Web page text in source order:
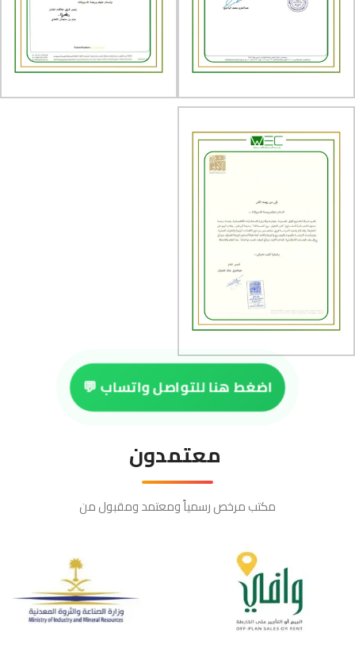
اضغط هنا للتواصل واتساب 💬
معتمدون
مكتب مرخص رسمياً ومعتمد ومقبول من